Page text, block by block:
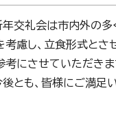
交礼会は市内外の多
考慮し、立食形式と
考にさせていただきま
とも、皆様にご満足